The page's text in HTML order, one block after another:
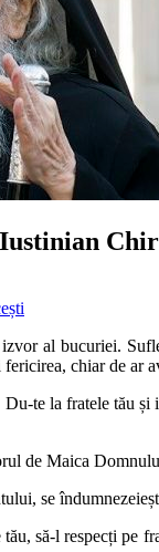
al bucuriei.
chiar de ar
te la fratele tău
de Maica
se
să‑l respecți